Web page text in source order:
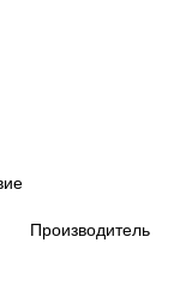
Производитель